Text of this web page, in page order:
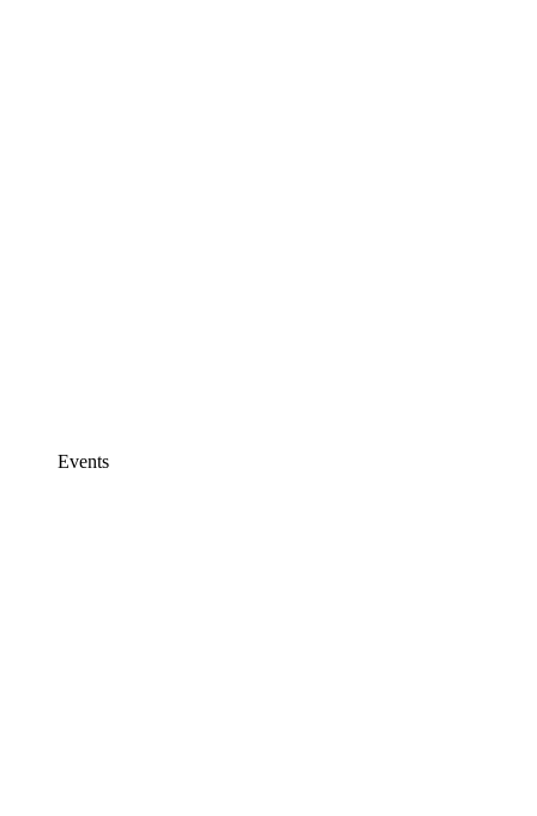
Events